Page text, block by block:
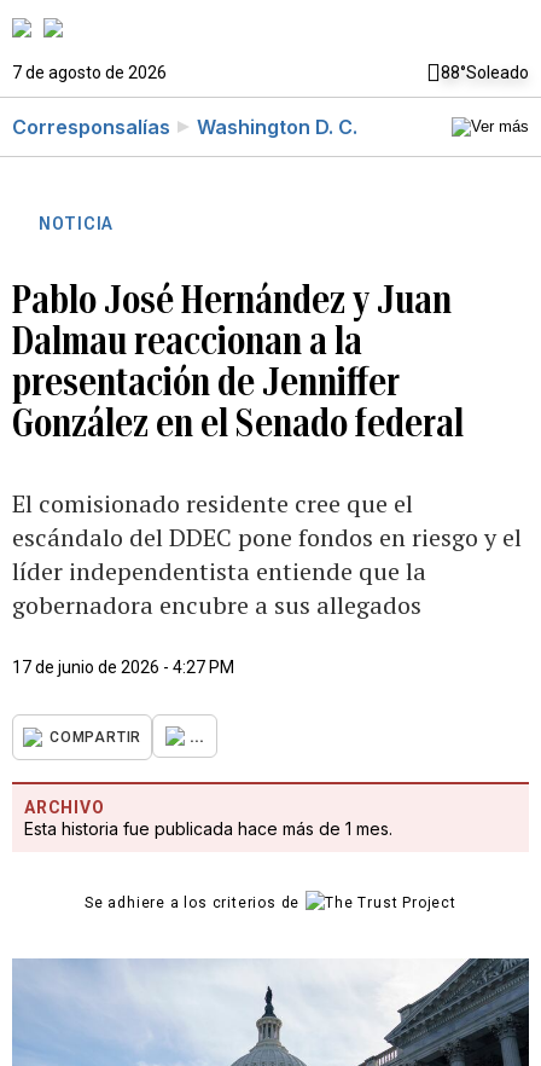
7 de agosto de 2026 88°Soleado
Corresponsalías Washington D. C.
NOTICIA
Pablo José Hernández y Juan
Dalmau reaccionan a la
presentación de Jenniffer
González en el Senado federal
El comisionado residente cree que el
escándalo del DDEC pone fondos en riesgo y el
líder independentista entiende que la
gobernadora encubre a sus allegados
17 de junio de 2026 - 4:27 PM
COMPARTIR ...
ARCHIVO
Esta historia fue publicada hace más de 1 mes.
Se adhiere a los criterios de